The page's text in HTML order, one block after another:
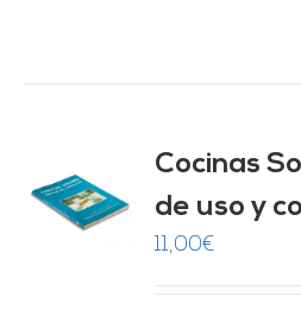
Cocinas
de uso y
11,00€